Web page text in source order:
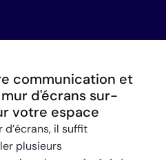
communication et
d'écrans sur-
votre espace
d’écrans, il suffit
plusieurs